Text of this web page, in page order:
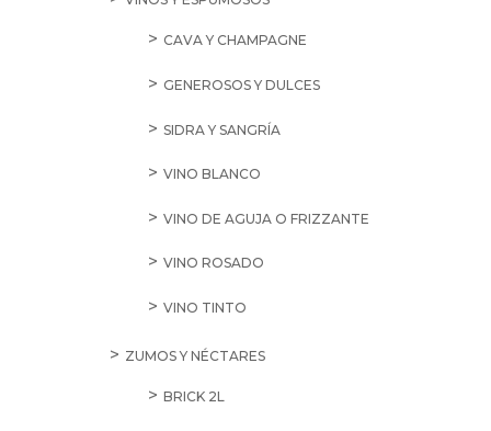
CAVA Y CHAMPAGNE
GENEROSOS Y DULCES
SIDRA Y SANGRÍA
VINO BLANCO
VINO DE AGUJA O FRIZZANTE
VINO ROSADO
VINO TINTO
ZUMOS Y NÉCTARES
BRICK 2L